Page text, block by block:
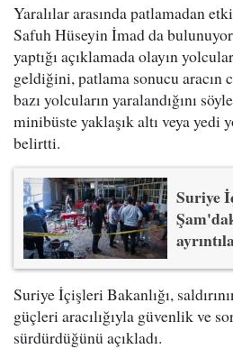
Yaralılar arasında patlamadan
Safuh Hüseyin İmad da
yaptığı açıklamada olayın
geldiğini, patlama sonucu aracın
bazı yolcuların yaralandığını
minibüste yaklaşık altı veya yedi
belirtti.
Suriye
Suriye İçişleri Bakanlığı,
güçleri aracılığıyla güvenlik ve
sürdürdüğünü açıkladı.